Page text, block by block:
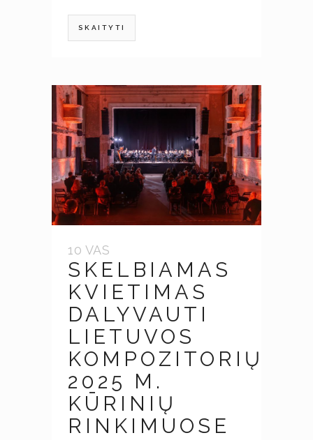
SKAITYTI
10 VAS
SKELBIAMAS
KVIETIMAS
DALYVAUTI
LIETUVOS
KOMPOZITORIŲ
2025 M.
KŪRINIŲ
RINKIMUOSE